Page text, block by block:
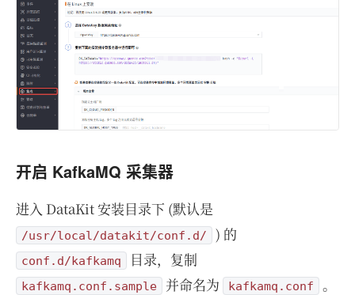
开启 KafkaMQ 采集器
进入 DataKit 安装目录下 (默认是
/usr/local/datakit/conf.d/ ) 的
conf.d/kafkamq 目录，复制
kafkamq.conf.sample 并命名为 kafkamq.conf 。